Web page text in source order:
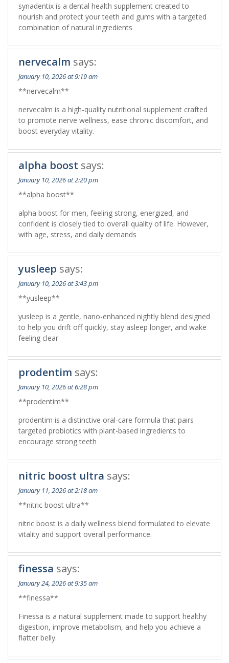
synadentix is a dental health supplement created to
nourish and protect your teeth and gums with a targeted
combination of natural ingredients
nervecalm says:
January 10, 2026 at 9:19 am
**nervecalm**
nervecalm is a high-quality nutritional supplement crafted
to promote nerve wellness, ease chronic discomfort, and
boost everyday vitality.
alpha boost says:
January 10, 2026 at 2:20 pm
**alpha boost**
alpha boost for men, feeling strong, energized, and
confident is closely tied to overall quality of life. However,
with age, stress, and daily demands
yusleep says:
January 10, 2026 at 3:43 pm
**yusleep**
yusleep is a gentle, nano-enhanced nightly blend designed
to help you drift off quickly, stay asleep longer, and wake
feeling clear
prodentim says:
January 10, 2026 at 6:28 pm
**prodentim**
prodentim is a distinctive oral-care formula that pairs
targeted probiotics with plant-based ingredients to
encourage strong teeth
nitric boost ultra says:
January 11, 2026 at 2:18 am
**nitric boost ultra**
nitric boost is a daily wellness blend formulated to elevate
vitality and support overall performance.
finessa says:
January 24, 2026 at 9:35 am
**finessa**
Finessa is a natural supplement made to support healthy
digestion, improve metabolism, and help you achieve a
flatter belly.